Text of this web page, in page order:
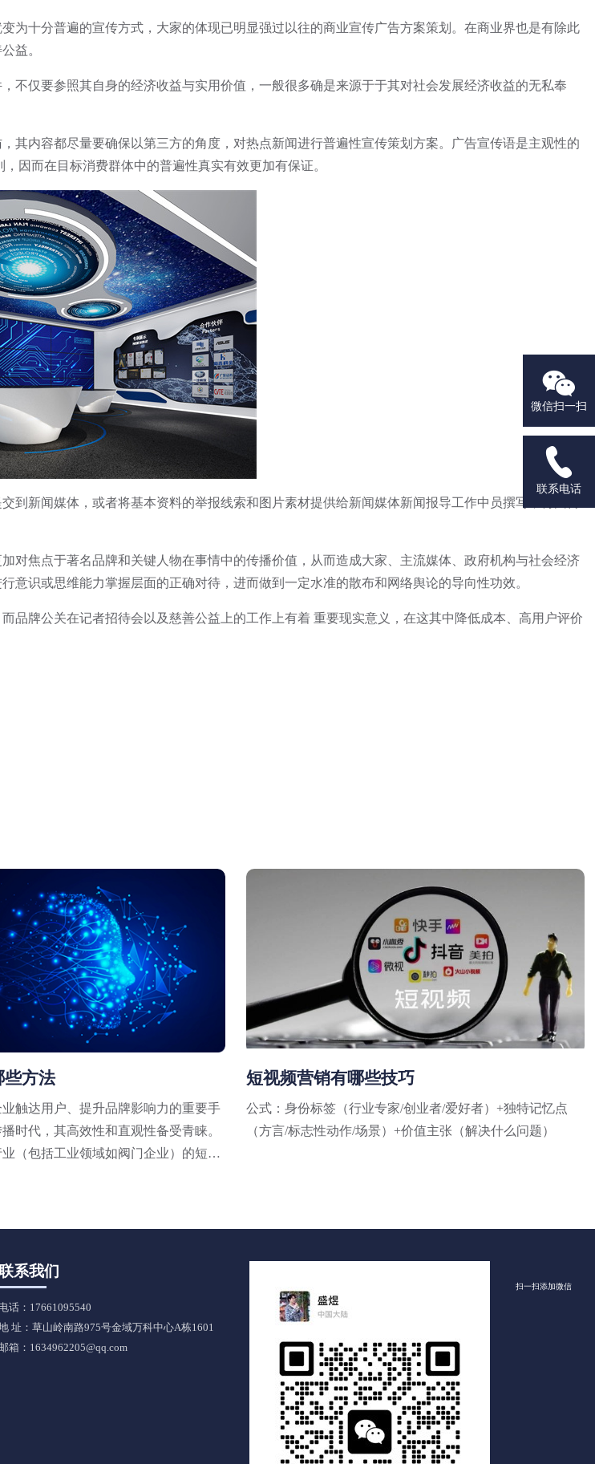
十分普遍的宣传方式，大家的体现已明显强过以往的商业宣传广告方案策划。在商业界也是有除此
益。
仅要参照其自身的经济收益与实用价值，一般很多确是来源于于其对社会发展经济收益的无私奉
内容都尽量要确保以第三方的角度，对热点新闻进行普遍性宣传策划方案。广告宣传语是主观性的
因而在目标消费群体中的普遍性真实有效更加有保证。
新闻媒体，或者将基本资料的举报线索和图片素材提供给新闻媒体新闻报导工作中员撰写，再由传
焦点于著名品牌和关键人物在事情中的传播价值，从而造成大家、主流媒体、政府机构与社会经济
识或思维能力掌握层面的正确对待，进而做到一定水准的散布和网络舆论的导向性功效。
牌公关在记者招待会以及慈善公益上的工作上有着 重要现实意义，在这其中降低成本、高用户评价
些方法
触达用户、提升品牌影响力的重要手
时代，其高效性和直观性备受青睐。
（包括工业领域如阀门企业）的短视
短视频营销有哪些技巧
公式：身份标签（行业专家/创业者/爱好者）+独特记忆点
（方言/标志性动作/场景）+价值主张（解决什么问题）
系我们
电话：17661095540
址：草山岭南路975号金域万科中心A栋1601
邮箱：1634962205@qq.com
扫一扫添加微信

微信扫一扫

联系电话